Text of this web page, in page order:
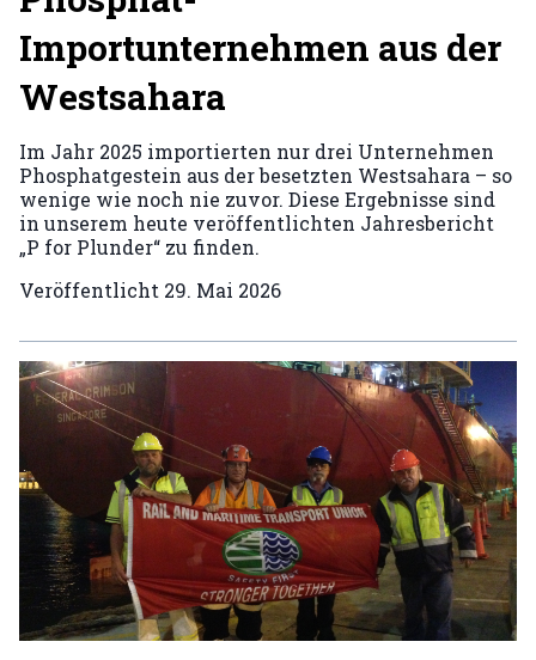
Importunternehmen aus der
Westsahara
Im Jahr 2025 importierten nur drei Unternehmen
Phosphatgestein aus der besetzten Westsahara – so
wenige wie noch nie zuvor. Diese Ergebnisse sind
in unserem heute veröffentlichten Jahresbericht
„P for Plunder“ zu finden.
Veröffentlicht 29. Mai 2026